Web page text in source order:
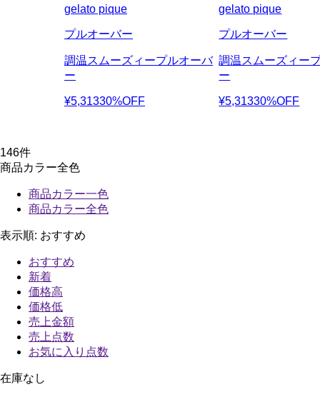
gelato pique
プルオーバー
調温スムーズィープルオーバ
ー
¥5,31330%OFF
gelato pique
プルオーバー
調温スムーズィー
ー
¥5,31330%OFF
146件
商品カラー全色
商品カラー一色
商品カラー全色
表示順: おすすめ
おすすめ
新着
価格高
価格低
売上金額
売上点数
お気に入り点数
在庫なし